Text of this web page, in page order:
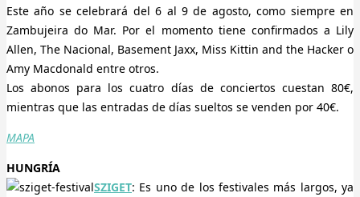
Este año se celebrará del 6 al 9 de agosto, como siempre en
Zambujeira do Mar. Por el momento tiene confirmados a Lily
Allen, The Nacional, Basement Jaxx, Miss Kittin and the Hacker o
Amy Macdonald entre otros.
Los abonos para los cuatro días de conciertos cuestan 80€,
mientras que las entradas de días sueltos se venden por 40€.
MAPA
HUNGRÍA
SZIGET: Es uno de los festivales más largos, ya